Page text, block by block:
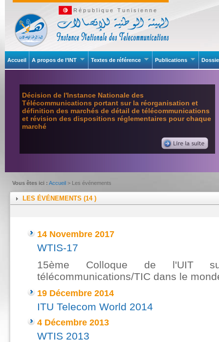
République Tunisienne
Accueil A propos de l’INT Textes de référence Publications
Décision de l'Instance Nationale des
Télécommunications portant sur la réorganisation et
définition des marchés de détail de télécommunications
et révision des dispositions réglementaires pour chaque
marché
Vous êtes ici : Accueil > Les événements
LES ÉVÉNEMENTS (14 )
14 Novembre 2017
WTIS-17
15ème Colloque de l'UIT
télécommunications/TIC dans le
19 Décembre 2014
ITU Telecom World 2014
4 Décembre 2013
WTIS 2013